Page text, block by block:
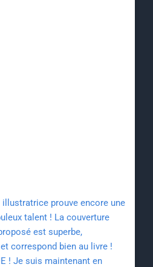
illustratrice prouve encore une
talent ! La couverture
est superbe,
correspond bien au livre !
! Je suis maintenant en